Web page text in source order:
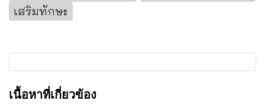
เสริมทักษะ
เนื้อหาที่เกี่ยวข้อง